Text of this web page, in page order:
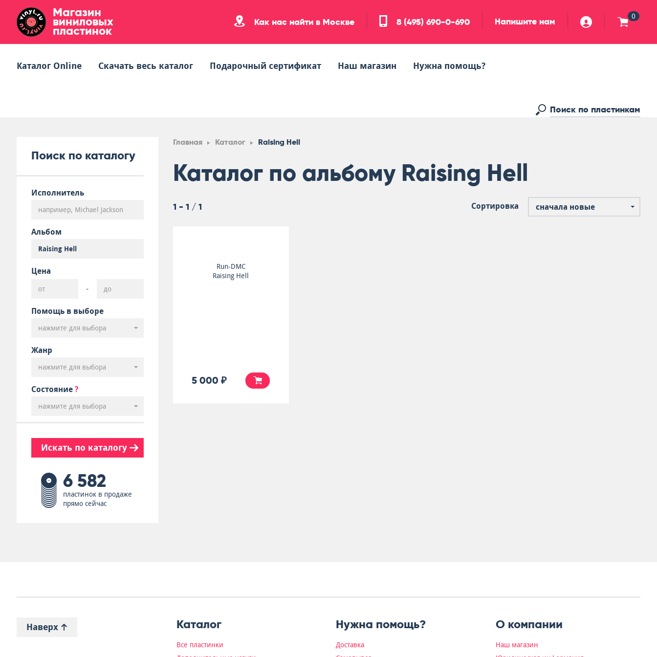
Магазин
виниловых
пластинок
Как нас найти в Москве 8 (495) 690-0-690 Напишите нам 0
Каталог Online Скачать весь каталог Подарочный сертификат Наш магазин Нужна помощь?
Поиск по каталогу
Исполнитель
Альбом
Цена
-
Помощь в выборе
нажмите для выбора
Жанр
нажмите для выбора
Состояние ?
нажмите для выбора
Искать по каталогу
6 582
пластинок в продаже
прямо сейчас
Главная Каталог Raising Hell
Каталог по альбому Raising Hell
1 - 1 / 1 Сортировка сначала новые
Run-DMC
Raising Hell
5 000 ₽
Наверх Каталог
Все пластинки
Нужна помощь?
Доставка
О компании
Наш магазин